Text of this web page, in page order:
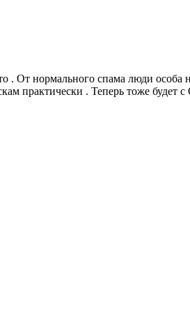
. От нормального спама люди особа
практически . Теперь тоже будет